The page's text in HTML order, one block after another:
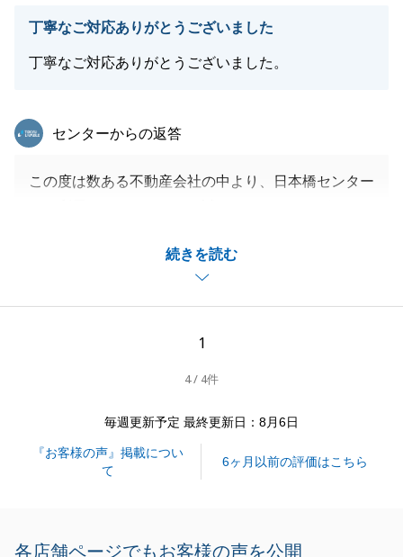
げます。
丁寧なご対応ありがとうございました
丁寧なご対応ありがとうございました。
続きを読む
東急リバブル
センターからの返答
この度は数ある不動産会社の中より、日本橋センター
N様のお住み替えに関して、ご売却からご購入までサ
ポートできた事、大変嬉しく思っております。
今後も変わらず、不動産のお困り事がございましたら
1
4 / 4件
毎週更新予定 最終更新日：8月6日
『お客様の声』掲載につい
て
6ヶ月以前の評価はこちら
各店舗ページでもお客様の声を公開